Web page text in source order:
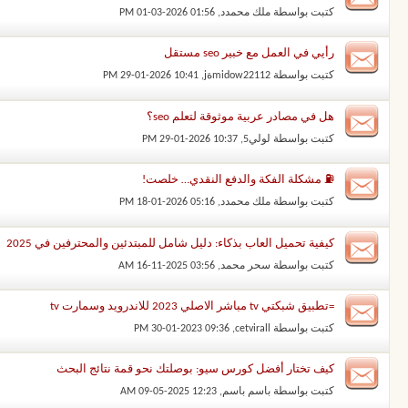
كتبت بواسطة ملك محمدد‏, 01-03-2026 01:56 PM
رأيي في العمل مع خبير seo مستقل
كتبت بواسطة midow22112ةj ‏, 29-01-2026 10:41 PM
هل في مصادر عربية موثوقة لتعلم seo؟
كتبت بواسطة لولي5 ‏, 29-01-2026 10:37 PM
⛽ مشكلة الفكة والدفع النقدي… خلصت!
كتبت بواسطة ملك محمدد‏, 18-01-2026 05:16 PM
كيفية تحميل العاب بذكاء: دليل شامل للمبتدئين والمحترفين في 2025
كتبت بواسطة سحر محمد‏, 16-11-2025 03:56 AM
=تطبيق شبكتي tv مباشر الاصلي 2023 للاندرويد وسمارت tv
كتبت بواسطة cetvirall
‏, 30-01-2023 09:36 PM
كيف تختار أفضل كورس سيو: بوصلتك نحو قمة نتائج البحث
كتبت بواسطة باسم باسم‏, 09-05-2025 12:23 AM